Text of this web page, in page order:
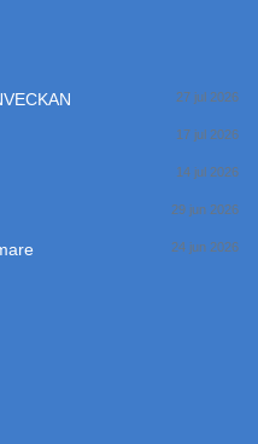
27 jul 2026
17 jul 2026
14 jul 2026
29 jun 2026
24 jun 2026